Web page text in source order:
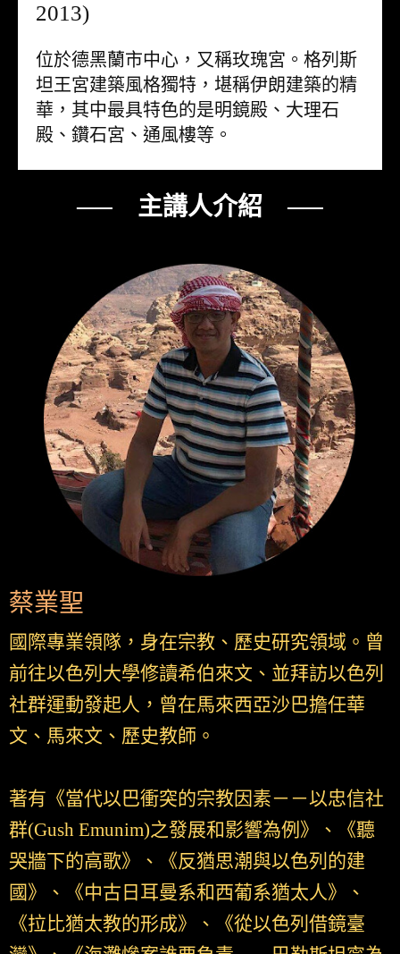
2013)
位於德黑蘭市中心，又稱玫瑰宮。格列斯
坦王宮建築風格獨特，堪稱伊朗建築的精
華，其中最具特色的是明鏡殿、大理石
殿、鑽石宮、通風樓等。
── 主講人介紹 ──
蔡業聖
國際專業領隊，身在宗教、歷史研究領域。曾
前往以色列大學修讀希伯來文、並拜訪以色列
社群運動發起人，曾在馬來西亞沙巴擔任華
文、馬來文、歷史教師。
著有《當代以巴衝突的宗教因素－－以忠信社
群(Gush Emunim)之發展和影響為例》、《聽
哭牆下的高歌》、《反猶思潮與以色列的建
國》、《中古日耳曼系和西葡系猶太人》、
《拉比猶太教的形成》、《從以色列借鏡臺